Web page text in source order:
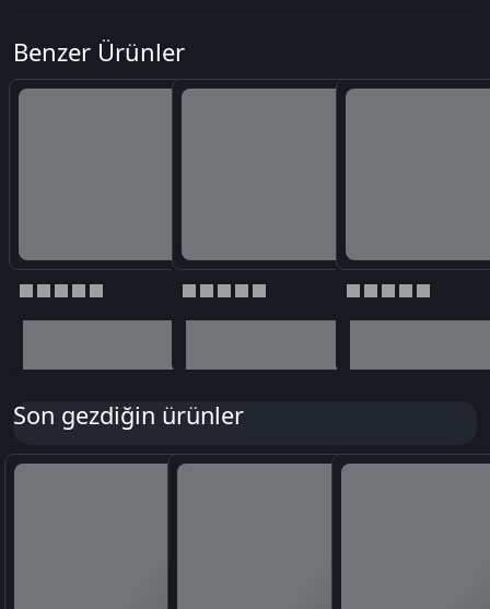
Benzer Ürünler
Son gezdiğin ürünler